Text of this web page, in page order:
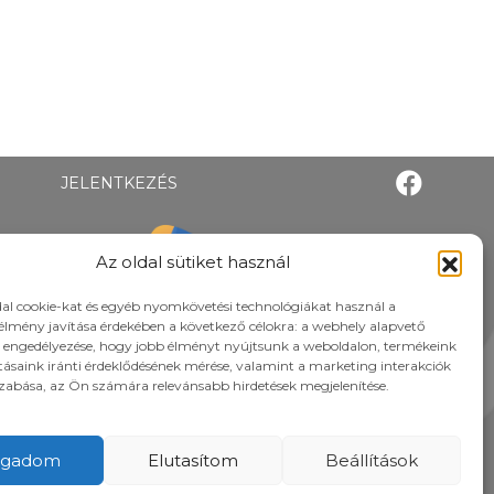
Az oldal sütiket használ
cookie-kat és egyéb nyomkövetési technológiákat használ a
javítása érdekében a következő célokra: a webhely alapvető
hogy jobb élményt nyújtsunk a weboldalon, termékeink
iránti érdeklődésének mérése, valamint a marketing interakciók
az Ön számára relevánsabb hirdetések megjelenítése.
Elutasítom Beállítások
JELENTKEZÉS